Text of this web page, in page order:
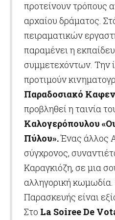
προτείνουν τρόπους
αρχαίου δράματος.
πειραματικών
παραμένει η
συμμετεχόντων. Την
προτιμούν
Παραδοσιακό
προβληθεί η ταινία
Καλογερόπουλου
Πύλου».Ένας άλλος
σύγχρονος,
Καραγκιόζη, σε μια
αλληγορική κωμωδία.
Παρασκευής είναι
Στο La SoireeDe